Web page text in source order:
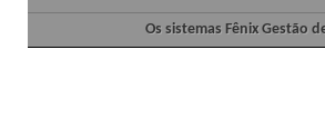
Os sistemas Fênix Gestão